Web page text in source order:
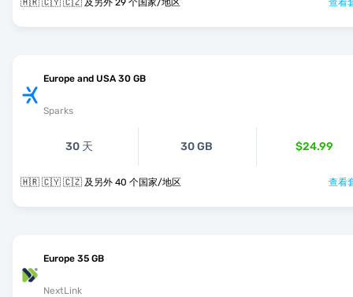
🇭🇷 🇨🇾 🇨🇿 及另外 29 个国家/地区 查看
Europe and USA 30 GB
Sparks
30 天 30 GB $24.99
🇭🇷 🇨🇾 🇨🇿 及另外 40 个国家/地区 查看
Europe 35 GB
NextLink